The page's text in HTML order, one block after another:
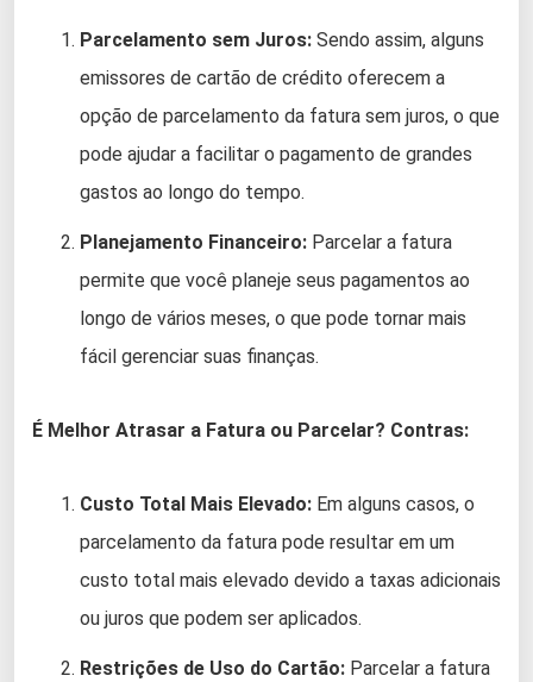
Parcelamento sem Juros: Sendo assim, alguns
emissores de cartão de crédito oferecem a
opção de parcelamento da fatura sem juros, o que
pode ajudar a facilitar o pagamento de grandes
gastos ao longo do tempo.
Planejamento Financeiro: Parcelar a fatura
permite que você planeje seus pagamentos ao
longo de vários meses, o que pode tornar mais
fácil gerenciar suas finanças.
É Melhor Atrasar a Fatura ou Parcelar? Contras:
Custo Total Mais Elevado: Em alguns casos, o
parcelamento da fatura pode resultar em um
custo total mais elevado devido a taxas adicionais
ou juros que podem ser aplicados.
Restrições de Uso do Cartão: Parcelar a fatura